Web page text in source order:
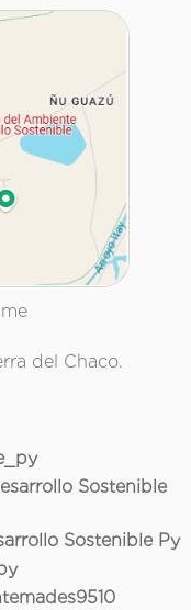
del Chaco.
Sostenible
Sostenible Py